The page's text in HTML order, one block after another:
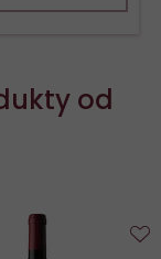
od